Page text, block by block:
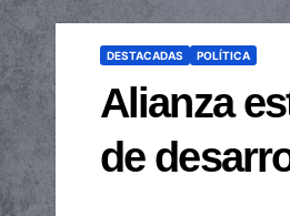
DESTACADAS POLÍTICA
Alianza
de